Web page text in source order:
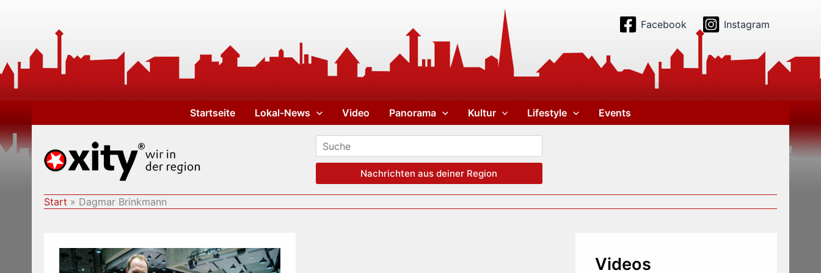
Facebook Instagram
Startseite Lokal-News Video Panorama Kultur Lifestyle Events
Nachrichten aus deiner Region
Start Dagmar Brinkmann
Videos